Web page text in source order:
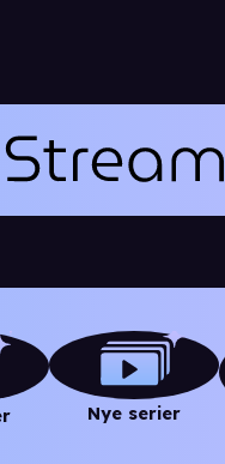
Nye serier